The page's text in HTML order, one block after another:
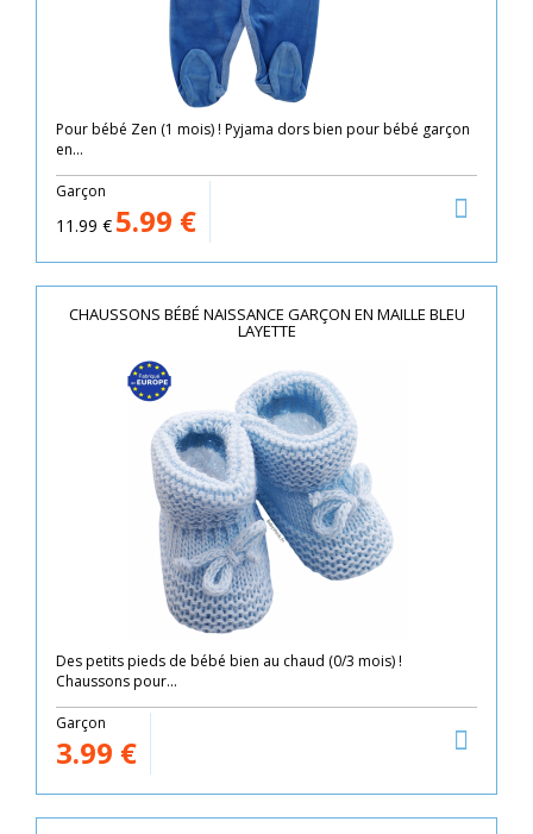
Pour bébé Zen (1 mois) ! Pyjama dors bien pour bébé garçon
en...
Garçon
11.99 € 5.99 €
CHAUSSONS BÉBÉ NAISSANCE GARÇON EN MAILLE BLEU
LAYETTE
Des petits pieds de bébé bien au chaud (0/3 mois) !
Chaussons pour...
Garçon
3.99 €